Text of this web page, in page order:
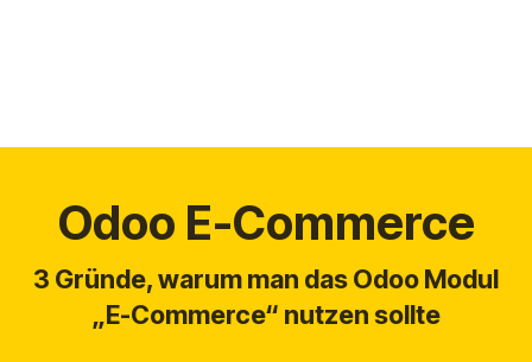
Odoo E-Commerce
3 Gründe, warum man das Odoo Modul
„E-Commerce“ nutzen sollte